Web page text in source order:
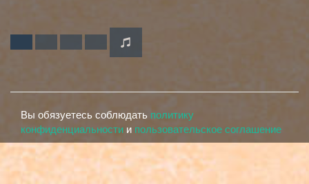
Вы обязуетесь соблюдать политику
конфиденциальности и пользовательское соглашение